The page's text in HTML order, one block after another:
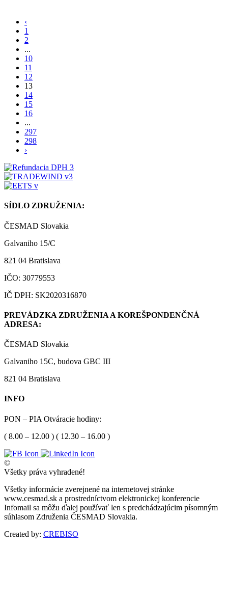
‹
1
2
...
10
11
12
13
14
15
16
...
297
298
›
SÍDLO ZDRUŽENIA:
ČESMAD Slovakia
Galvaniho 15/C
821 04 Bratislava
IČO: 30779553
IČ DPH: SK2020316870
PREVÁDZKA ZDRUŽENIA A KOREŠPONDENČNÁ
ADRESA:
ČESMAD Slovakia
Galvaniho 15C, budova GBC III
821 04 Bratislava
INFO
PON – PIA Otváracie hodiny:
( 8.00 – 12.00 ) ( 12.30 – 16.00 )
©
Všetky práva vyhradené!
Všetky informácie zverejnené na internetovej stránke
www.cesmad.sk a prostredníctvom elektronickej konferencie
Infomail sa môžu ďalej používať len s predchádzajúcim písomným
súhlasom Združenia ČESMAD Slovakia.
Created by: CREBISO